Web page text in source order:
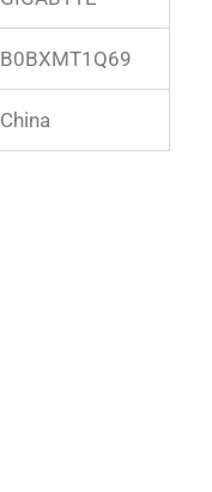
‎B0BXMT1Q69
‎China